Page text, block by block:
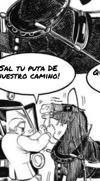
Sal tu puta DE
camino!